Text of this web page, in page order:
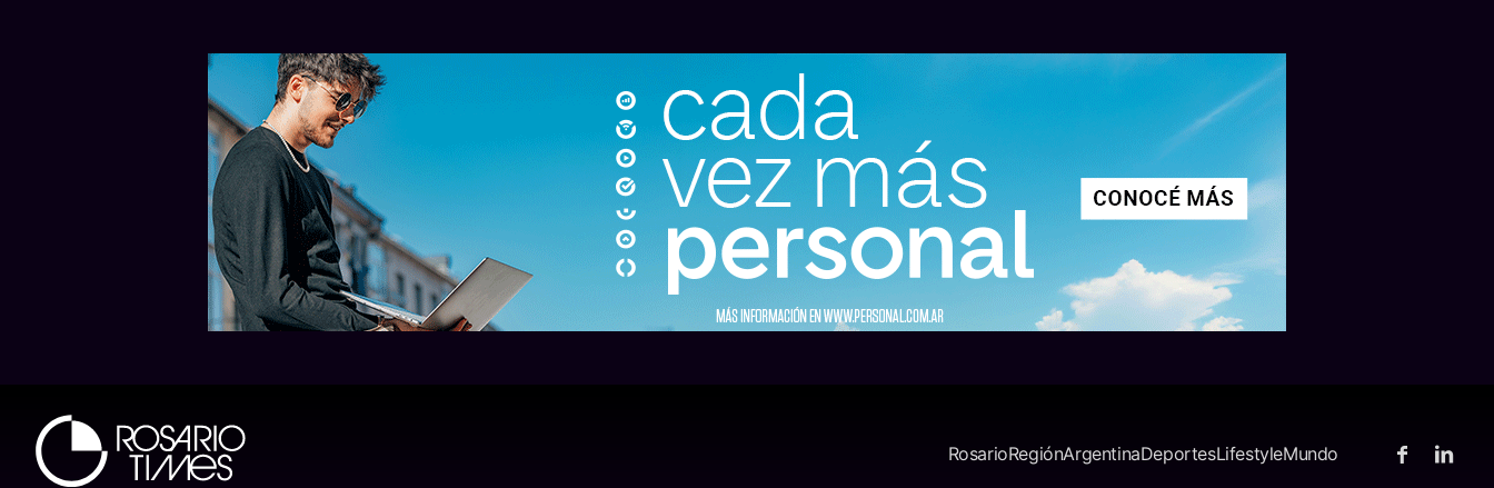
RosarioRegiónArgentinaDeportesLifestyleMundo